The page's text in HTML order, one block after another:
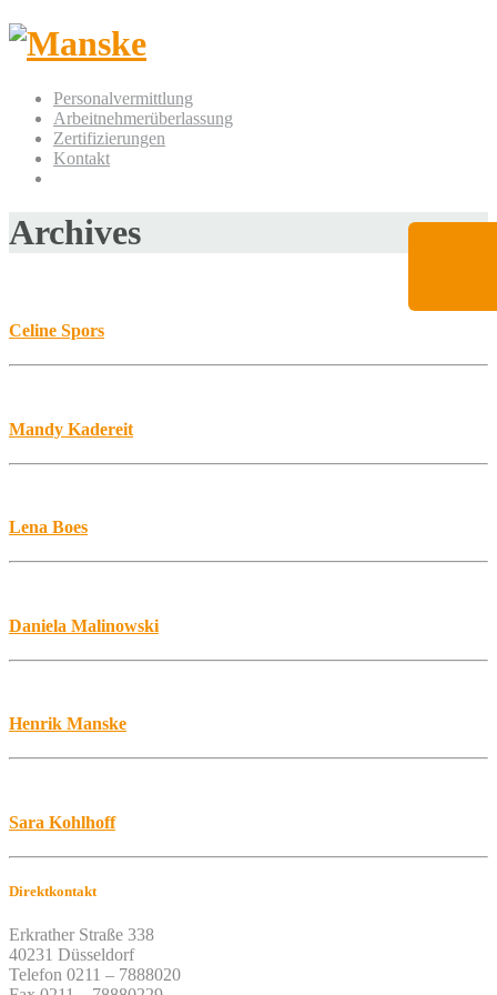
Personalvermittlung
Arbeitnehmerüberlassung
Zertifizierungen
Kontakt
Archives
Celine Spors
Mandy Kadereit
Lena Boes
Daniela Malinowski
Henrik Manske
Sara Kohlhoff
Direktkontakt
Erkrather Straße 338
40231 Düsseldorf
Telefon 0211 – 7888020